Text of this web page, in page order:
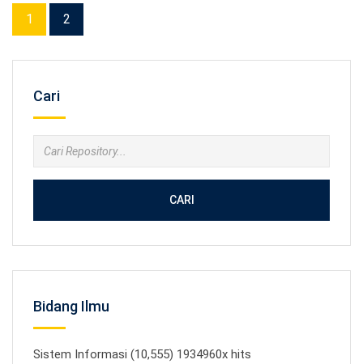
1 2
Cari
CARI
Bidang Ilmu
Sistem Informasi (10,555) 1934960x hits